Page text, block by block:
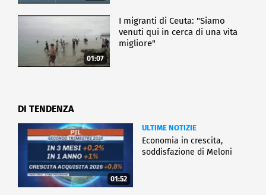
01:07
I migranti di Ceuta: "Siamo
venuti qui in cerca di una vita
migliore"
DI TENDENZA
01:52
ULTIME NOTIZIE
Economia in crescita,
soddisfazione di Meloni